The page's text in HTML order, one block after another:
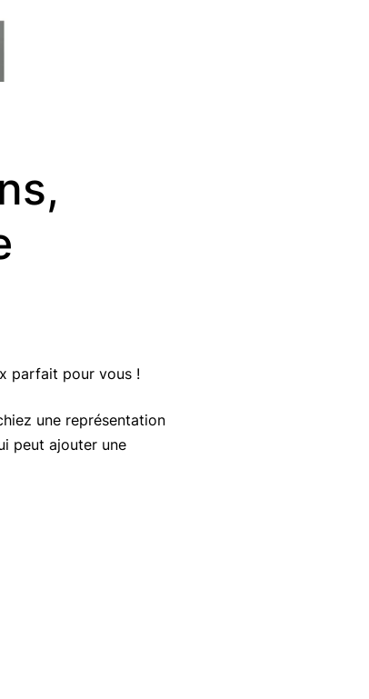
parfait pour vous !
une représentation
peut ajouter une